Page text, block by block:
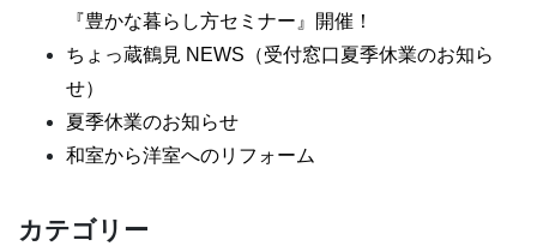
『豊かな暮らし方セミナー』開催！
ちょっ蔵鶴見 NEWS（受付窓口夏季休業のお知ら
せ）
夏季休業のお知らせ
和室から洋室へのリフォーム
カテゴリー